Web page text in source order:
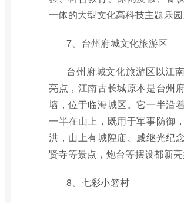
一体的大型文化高科技主题乐园
7、台州府城文化旅游区
台州府城文化旅游区以江
亮点，江南古长城原本是台州
墙，位于临海城区。它一半沿
一半在山上，既用于军事防御
洪，山上有城隍庙、戚继光纪
贤寺等景点，炮台等摆设都新亮
8、七彩小箬村